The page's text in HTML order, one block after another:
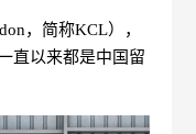
，简称KCL），
直以来都是中国留